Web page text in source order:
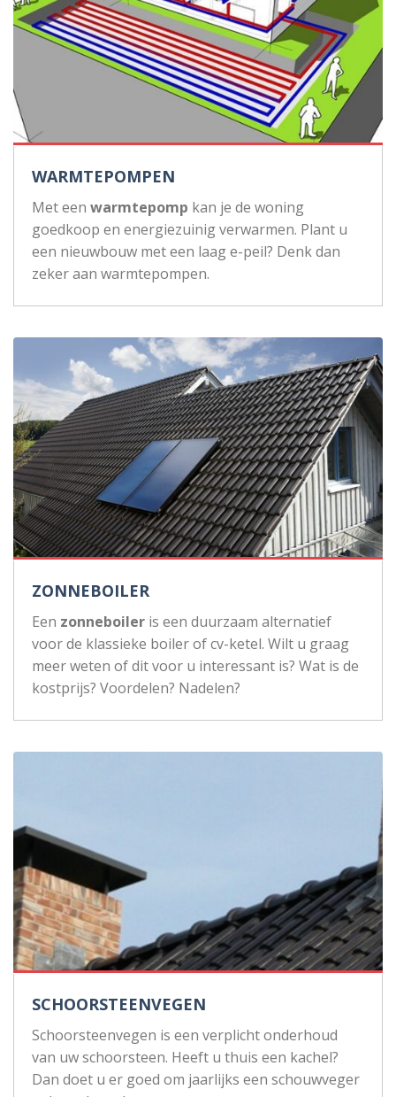
WARMTEPOMPEN
Met een warmtepomp kan je de woning
goedkoop en energiezuinig verwarmen. Plant u
een nieuwbouw met een laag e-peil? Denk dan
zeker aan warmtepompen.
ZONNEBOILER
Een zonneboiler is een duurzaam alternatief
voor de klassieke boiler of cv-ketel. Wilt u graag
meer weten of dit voor u interessant is? Wat is de
kostprijs? Voordelen? Nadelen?
SCHOORSTEENVEGEN
Schoorsteenvegen is een verplicht onderhoud
van uw schoorsteen. Heeft u thuis een kachel?
Dan doet u er goed om jaarlijks een schouwveger